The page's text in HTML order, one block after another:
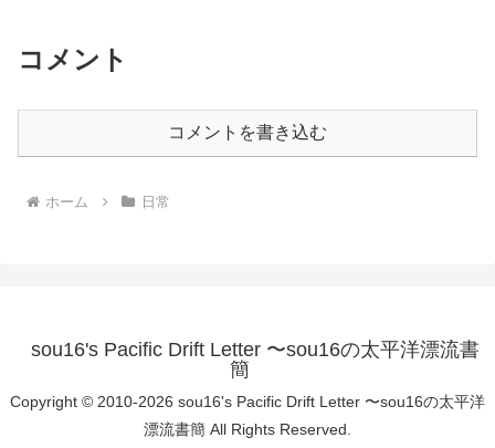
コメント
コメントを書き込む
ホーム 日常
sou16's Pacific Drift Letter 〜sou16の太平洋漂流書
簡
Copyright © 2010-2026 sou16's Pacific Drift Letter 〜sou16の太平洋
漂流書簡 All Rights Reserved.